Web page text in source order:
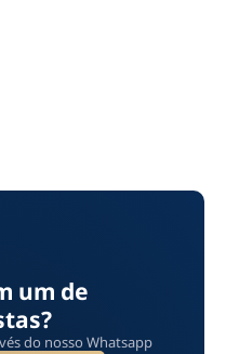
um de
do nosso Whatsapp